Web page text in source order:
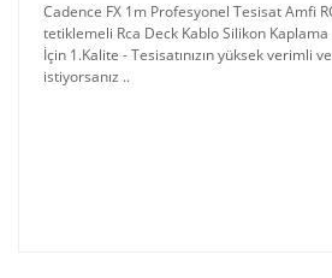
Cadence FX 1m Profesyonel Tesisat Amfi
tetiklemeli Rca Deck Kablo Silikon
İçin 1.Kalite - Tesisatınızın yüksek verimli
istiyorsanız ..